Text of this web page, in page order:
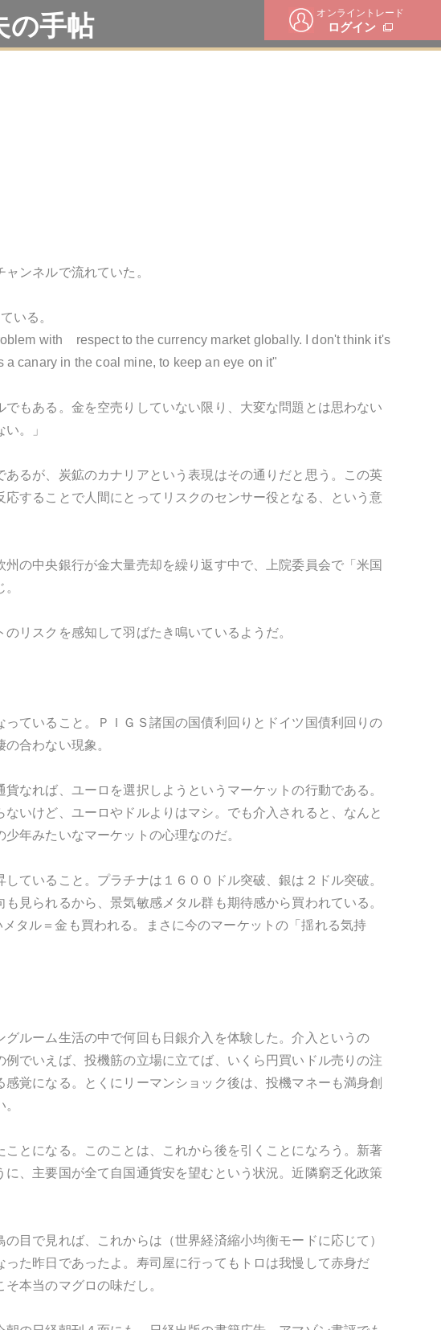
オンライントレード
ログイン
の手帖
ンネルで流れていた。
いる。
with respect to the currency market globally. I don't think it's
canary in the coal mine, to keep an eye on it"
もある。金を空売りしていない限り、大変な問題とは思わない
。」
るが、炭鉱のカナリアという表現はその通りだと思う。この英
することで人間にとってリスクのセンサー役となる、という意
の中央銀行が金大量売却を繰り返す中で、上院委員会で「米国
リスクを感知して羽ばたき鳴いているようだ。
ていること。ＰＩＧＳ諸国の国債利回りとドイツ国債利回りの
合わない現象。
なれば、ユーロを選択しようというマーケットの行動である。
いけど、ユーロやドルよりはマシ。でも介入されると、なんと
年みたいなマーケットの心理なのだ。
ていること。プラチナは１６００ドル突破、銀は２ドル突破。
見られるから、景気敏感メタル群も期待感から買われている。
タル＝金も買われる。まさに今のマーケットの「揺れる気持
ルーム生活の中で何回も日銀介入を体験した。介入というの
でいえば、投機筋の立場に立てば、いくら円買いドル売りの注
覚になる。とくにリーマンショック後は、投機マネーも満身創
とになる。このことは、これから後を引くことになろう。新著
、主要国が全て自国通貨安を望むという状況。近隣窮乏化政策
目で見れば、これからは（世界経済縮小均衡モードに応じて）
た昨日であったよ。寿司屋に行ってもトロは我慢して赤身だ
本当のマグロの味だし。